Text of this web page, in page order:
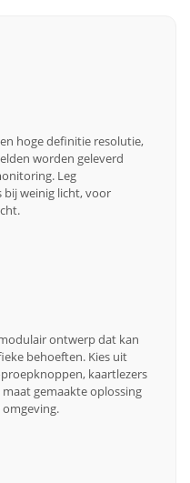
hoge definitie resolutie,
worden geleverd
Leg
bij weinig licht, voor
ontwerp dat kan
behoeften. Kies uit
kaartlezers
gemaakte oplossing